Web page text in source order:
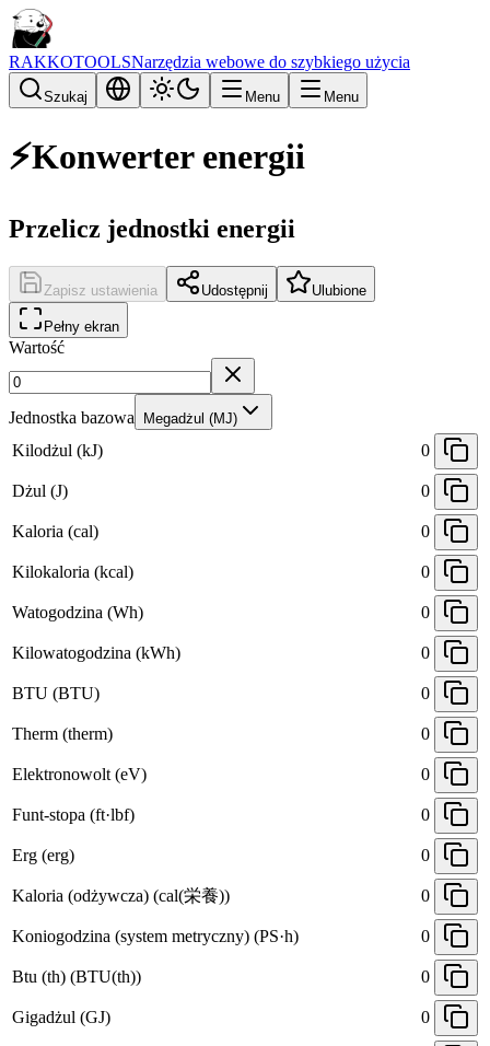
RAKKOTOOLSNarzędzia webowe do szybkiego użycia
Szukaj Menu Menu
⚡Konwerter energii
Przelicz jednostki energii
Zapisz ustawienia Udostępnij Ulubione
Pełny ekran
Wartość
Jednostka bazowa Megadżul (MJ)
Kilodżul (kJ) 0
Dżul (J) 0
Kaloria (cal) 0
Kilokaloria (kcal) 0
Watogodzina (Wh) 0
Kilowatogodzina (kWh) 0
BTU (BTU) 0
Therm (therm) 0
Elektronowolt (eV) 0
Funt-stopa (ft·lbf) 0
Erg (erg) 0
Kaloria (odżywcza) (cal(栄養)) 0
Koniogodzina (system metryczny) (PS·h) 0
Btu (th) (BTU(th)) 0
Gigadżul (GJ) 0